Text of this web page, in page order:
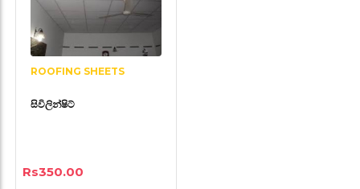
ROOFING SHEETS
සිවිලින්ෂිට්
Rs350.00